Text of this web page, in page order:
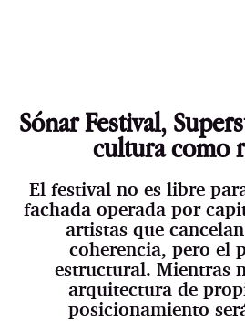
Sónar Festival,
cultura como
El festival no es libre
fachada operada por
artistas que
coherencia, pero el
estructural. Mientras
arquitectura de
posicionamiento